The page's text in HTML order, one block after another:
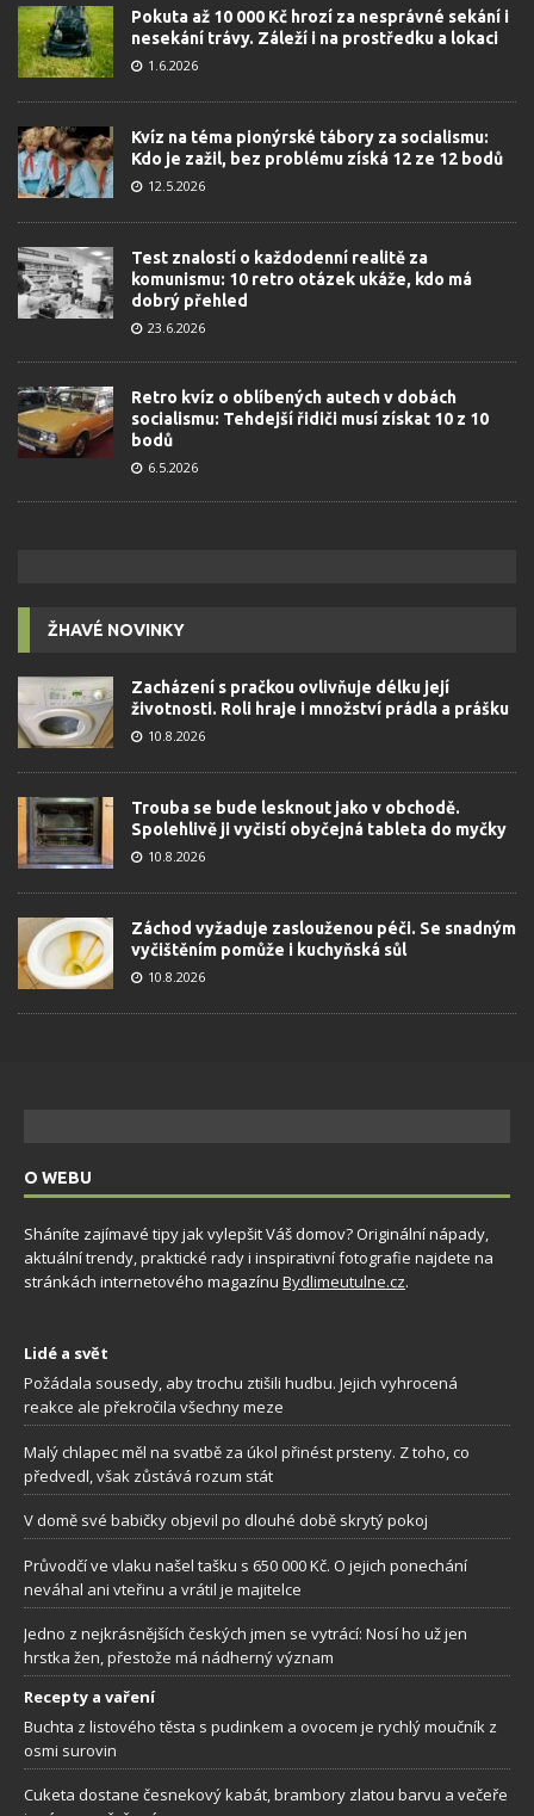
Pokuta až 10 000 Kč hrozí za nesprávné sekání i
nesekání trávy. Záleží i na prostředku a lokaci
1.6.2026
Kvíz na téma pionýrské tábory za socialismu:
Kdo je zažil, bez problému získá 12 ze 12 bodů
12.5.2026
Test znalostí o každodenní realitě za
komunismu: 10 retro otázek ukáže, kdo má
dobrý přehled
23.6.2026
Retro kvíz o oblíbených autech v dobách
socialismu: Tehdejší řidiči musí získat 10 z 10
bodů
6.5.2026
ŽHAVÉ NOVINKY
Zacházení s pračkou ovlivňuje délku její
životnosti. Roli hraje i množství prádla a prášku
10.8.2026
Trouba se bude lesknout jako v obchodě.
Spolehlivě ji vyčistí obyčejná tableta do myčky
10.8.2026
Záchod vyžaduje zaslouženou péči. Se snadným
vyčištěním pomůže i kuchyňská sůl
10.8.2026
O WEBU
Sháníte zajímavé tipy jak vylepšit Váš domov? Originální nápady,
aktuální trendy, praktické rady i inspirativní fotografie najdete na
stránkách internetového magazínu Bydlimeutulne.cz.
Lidé a svět
Požádala sousedy, aby trochu ztišili hudbu. Jejich vyhrocená
reakce ale překročila všechny meze
Malý chlapec měl na svatbě za úkol přinést prsteny. Z toho, co
předvedl, však zůstává rozum stát
V domě své babičky objevil po dlouhé době skrytý pokoj
Průvodčí ve vlaku našel tašku s 650 000 Kč. O jejich ponechání
neváhal ani vteřinu a vrátil je majitelce
Jedno z nejkrásnějších českých jmen se vytrácí: Nosí ho už jen
hrstka žen, přestože má nádherný význam
Recepty a vaření
Buchta z listového těsta s pudinkem a ovocem je rychlý moučník z
osmi surovin
Cuketa dostane česnekový kabát, brambory zlatou barvu a večeře